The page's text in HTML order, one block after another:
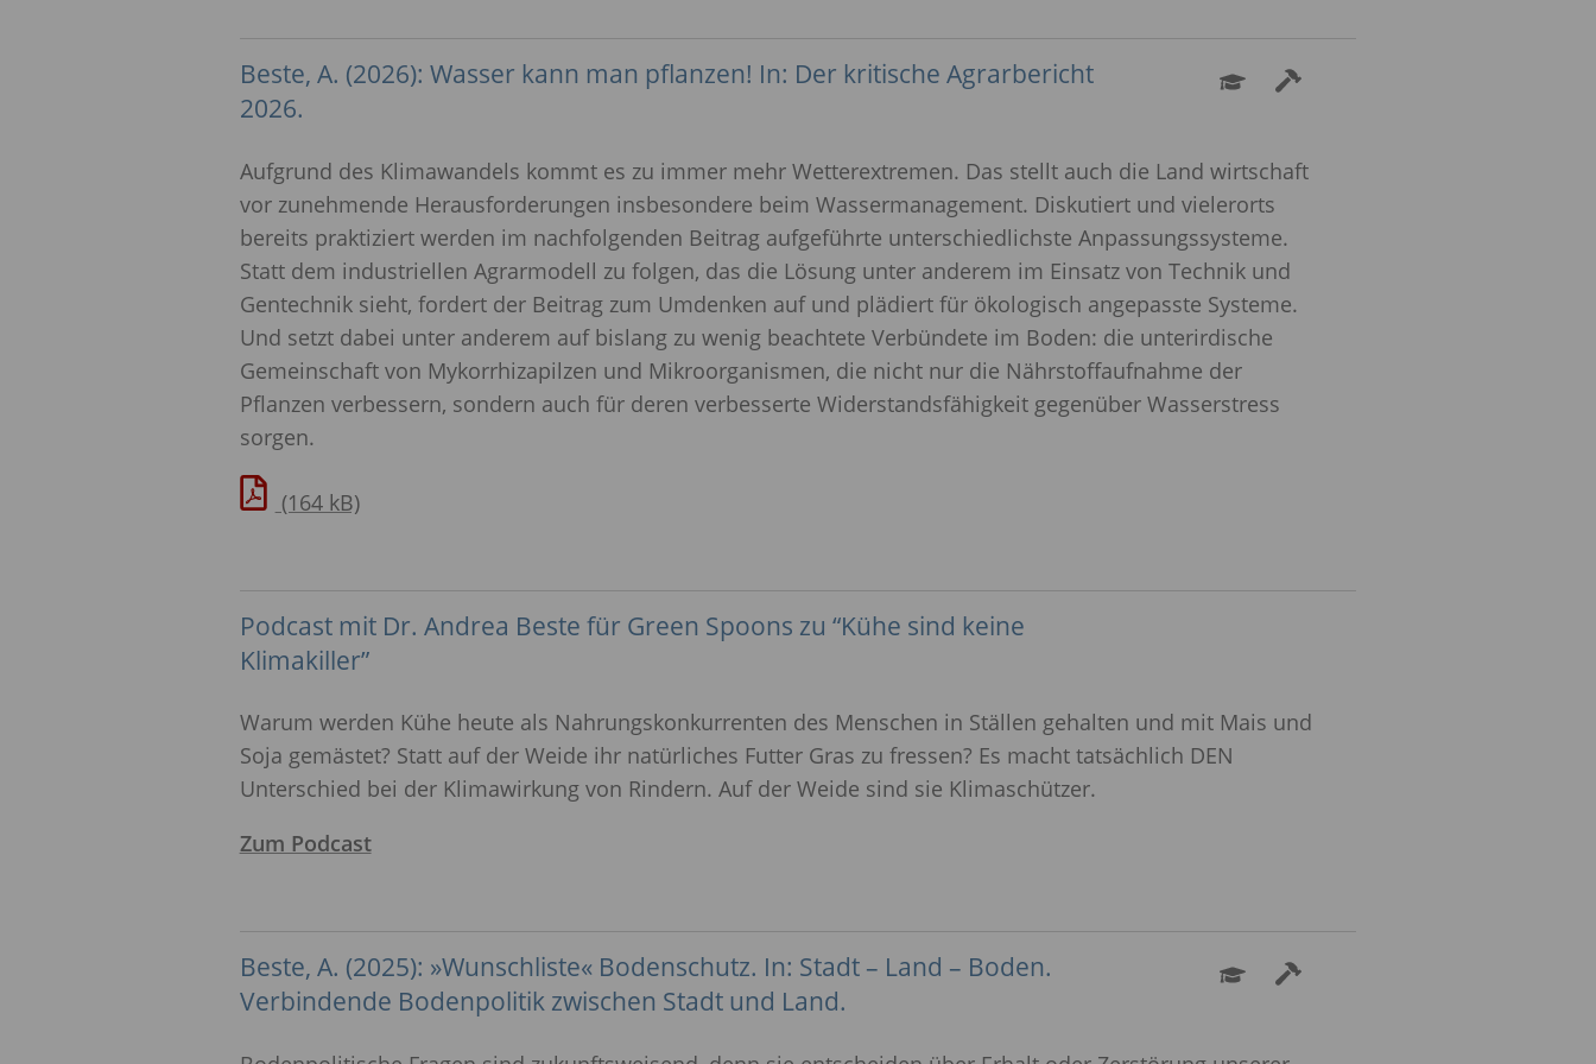
Beste, A. (2026): Wasser kann man pflanzen! In: Der kritische Agrarbericht
2026.
Aufgrund des Klimawandels kommt es zu immer mehr Wetterextremen. Das stellt auch die Land­ wirtschaft
vor zunehmende Herausforderungen insbesondere beim Wassermanagement. Diskutiert und vielerorts
bereits praktiziert werden im nachfolgenden Beitrag aufgeführte unterschiedlichste Anpassungssysteme.
Statt dem industriellen Agrarmodell zu folgen, das die Lösung unter anderem im Einsatz von Technik und
Gentechnik sieht, fordert der Beitrag zum Umdenken auf und plädiert für ökologisch angepasste Systeme.
Und setzt dabei unter anderem auf bislang zu wenig beachtete Verbündete im Boden: die unterirdische
Gemeinschaft von Mykorrhizapilzen und Mikroorganismen, die nicht nur die Nährstoffaufnahme der
Pflanzen verbessern, sondern auch für deren verbesserte Widerstandsfähigkeit gegenüber Wasserstress
sorgen.
(164 kB)
Podcast mit Dr. Andrea Beste für Green Spoons zu “Kühe sind keine
Klimakiller”
Warum werden Kühe heute als Nahrungskonkurrenten des Menschen in Ställen gehalten und mit Mais und
Soja gemästet? Statt auf der Weide ihr natürliches Futter Gras zu fressen? Es macht tatsächlich DEN
Unterschied bei der Klimawirkung von Rindern. Auf der Weide sind sie Klimaschützer.
Zum Podcast
Beste, A. (2025): »Wunschliste« Bodenschutz. In: Stadt – Land – Boden.
Verbindende Bodenpolitik zwischen Stadt und Land.